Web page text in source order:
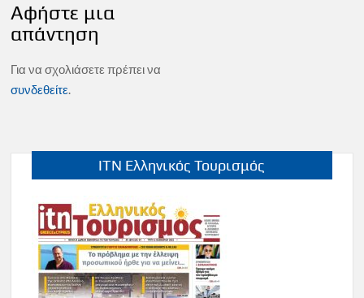
Αφήστε μια
απάντηση
Για να σχολιάσετε πρέπει να
συνδεθείτε
ITN Ελληνικός Τουρισμός